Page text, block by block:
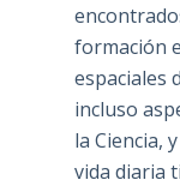
formación
espaciales
incluso
la Ciencia,
vida diaria